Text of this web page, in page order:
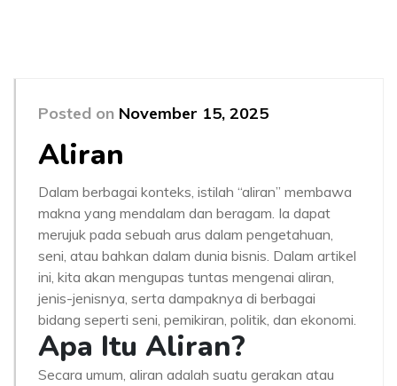
Posted on November 15, 2025
Aliran
Dalam berbagai konteks, istilah “aliran” membawa
makna yang mendalam dan beragam. Ia dapat
merujuk pada sebuah arus dalam pengetahuan,
seni, atau bahkan dalam dunia bisnis. Dalam artikel
ini, kita akan mengupas tuntas mengenai aliran,
jenis-jenisnya, serta dampaknya di berbagai
bidang seperti seni, pemikiran, politik, dan ekonomi.
Apa Itu Aliran?
Secara umum, aliran adalah suatu gerakan atau